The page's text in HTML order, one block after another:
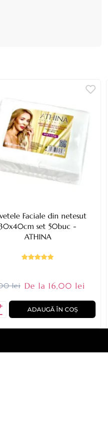
Faciale din netesut
set 50buc -
ATHINA
lei De la 16,00 lei
ADAUGĂ ÎN COȘ